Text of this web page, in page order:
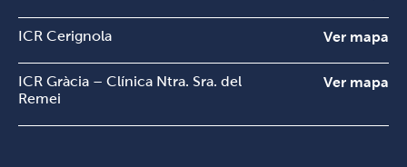
ICR Cerignola Ver mapa
ICR Gràcia – Clínica Ntra. Sra. del
Remei
Ver mapa